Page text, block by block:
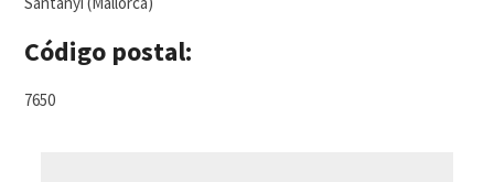
Código postal:
7650